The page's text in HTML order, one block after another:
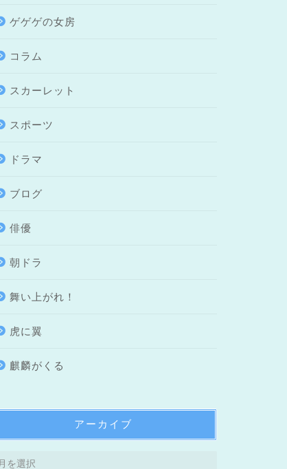
ゲゲゲの女房
コラム
スカーレット
スポーツ
ドラマ
ブログ
俳優
朝ドラ
舞い上がれ！
虎に翼
麒麟がくる
アーカイブ